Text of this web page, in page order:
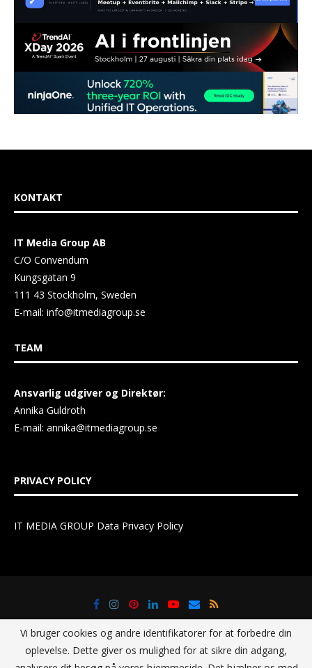
KONTAKT
IT Media Group AB
C/O Convendum
Kungsgatan 9
111 43 Stockholm, Sweden
E-mail: info@itmediagroup.se
TEAM
Ansvarlig udgiver og Direktør:
Annika Guldroth
E-mail: annika@itmediagroup.se
PRIVACY POLICY
IT MEDIA GROUP Data Privacy Policy
Vi bruger cookies og andre identifikatorer for at forbedre din
oplevelse. Dette giver os mulighed for at sikre din adgang,